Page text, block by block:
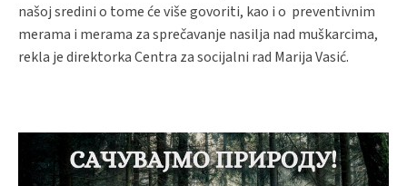
našoj sredini o tome će više govoriti, kao i o preventivnim
merama i merama za sprečavanje nasilja nad muškarcima,
rekla je direktorka Centra za socijalni rad Marija Vasić.